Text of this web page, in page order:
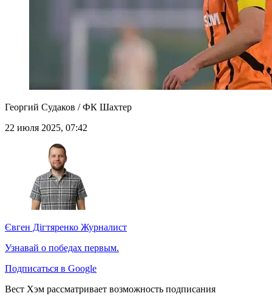
Георгий Судаков / ФК Шахтер
22 июля 2025, 07:42
Євген Дігтяренко Журналист
Узнавай о победах первым.
Подписаться в Google
Вест Хэм рассматривает возможность подписания